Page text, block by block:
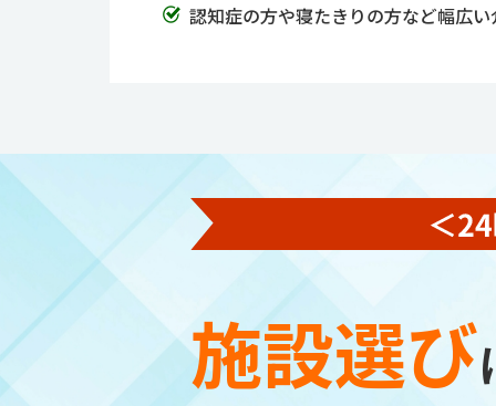
認知症の方や寝たきりの方など幅広
施設選び